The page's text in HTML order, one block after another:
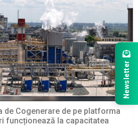
de Cogenerare de pe platforma
funcționează la capacitatea
Newsletter